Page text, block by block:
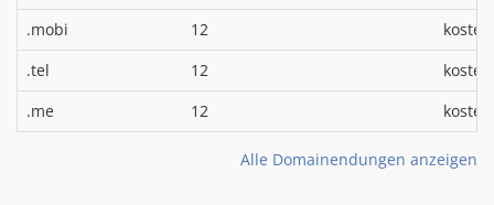
.mobi
12
.tel
12
.me
12
Alle Domainendungen anzeigen